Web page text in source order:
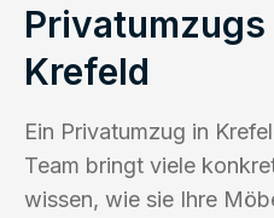
Krefeld
Ein Privatumzug in
Team bringt viele
wissen, wie sie Ihre